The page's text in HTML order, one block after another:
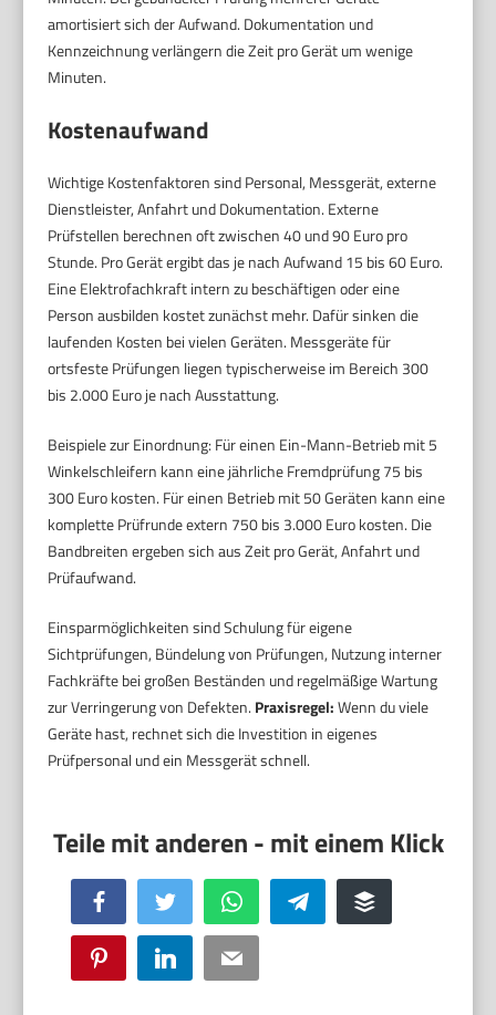
amortisiert sich der Aufwand. Dokumentation und
Kennzeichnung verlängern die Zeit pro Gerät um wenige
Minuten.
Kostenaufwand
Wichtige Kostenfaktoren sind Personal, Messgerät, externe
Dienstleister, Anfahrt und Dokumentation. Externe
Prüfstellen berechnen oft zwischen 40 und 90 Euro pro
Stunde. Pro Gerät ergibt das je nach Aufwand 15 bis 60 Euro.
Eine Elektrofachkraft intern zu beschäftigen oder eine
Person ausbilden kostet zunächst mehr. Dafür sinken die
laufenden Kosten bei vielen Geräten. Messgeräte für
ortsfeste Prüfungen liegen typischerweise im Bereich 300
bis 2.000 Euro je nach Ausstattung.
Beispiele zur Einordnung: Für einen Ein-Mann-Betrieb mit 5
Winkelschleifern kann eine jährliche Fremdprüfung 75 bis
300 Euro kosten. Für einen Betrieb mit 50 Geräten kann eine
komplette Prüfrunde extern 750 bis 3.000 Euro kosten. Die
Bandbreiten ergeben sich aus Zeit pro Gerät, Anfahrt und
Prüfaufwand.
Einsparmöglichkeiten sind Schulung für eigene
Sichtprüfungen, Bündelung von Prüfungen, Nutzung interner
Fachkräfte bei großen Beständen und regelmäßige Wartung
zur Verringerung von Defekten. Praxisregel:Wenn du viele
Geräte hast, rechnet sich die Investition in eigenes
Prüfpersonal und ein Messgerät schnell.
Facebook Twitter WhatsApp Telegram Buffer
Pinterest LinkedIn Email